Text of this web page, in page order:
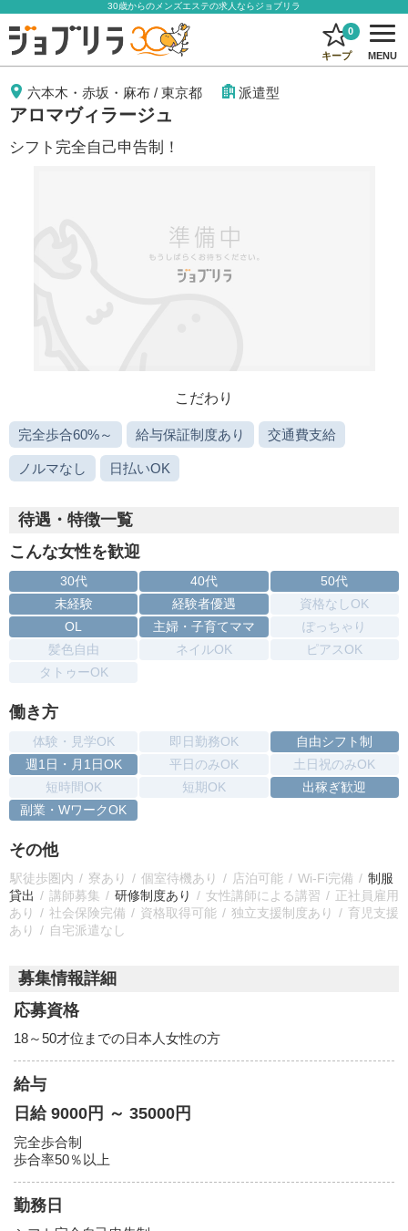
30歳からのメンズエステの求人ならジョブリラ
キープ
0
MENU
六本木・赤坂・麻布 / 東京都 派遣型
アロマヴィラージュ
シフト完全自己申告制！
こだわり
完全歩合60%～ 給与保証制度あり 交通費支給
ノルマなし 日払いOK
待遇・特徴一覧
こんな女性を歓迎
30代 40代
50代
未経験
経験者優遇
資格なしOK
OL
主婦・子育てママ
ぽっちゃり
髪色自由
ネイルOK
ピアスOK
タトゥーOK
働き方
体験・見学OK 即日勤務OK
自由シフト制
週1日・月1日OK
平日のみOK
土日祝のみOK
短時間OK
短期OK
出稼ぎ歓迎
副業・WワークOK
その他
駅徒歩圏内 寮あり 個室待機あり 店泊可能 Wi-Fi完備
制服
貸出
講師募集 研修制度あり 女性講師による講習
正社員雇用
あり
社会保険完備 資格取得可能 独立支援制度あり
育児支援
あり
自宅派遣なし
募集情報詳細
応募資格
18～50才位までの日本人女性の方
給与
日給 9000円 ～ 35000円
完全歩合制
歩合率50％以上
勤務日